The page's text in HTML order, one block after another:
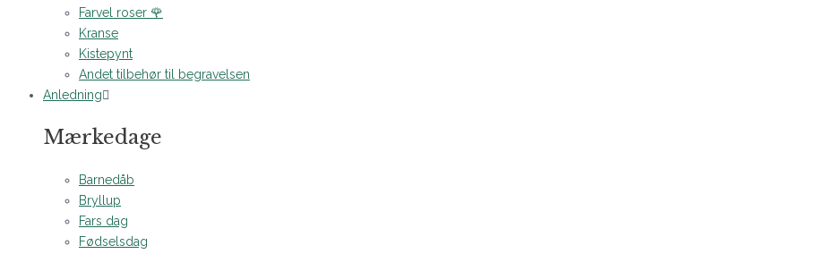
Farvel roser 🌹
Kranse
Kistepynt
Andet tilbehør til begravelsen
Anledning
Mærkedage
Barnedåb
Bryllup
Fars dag
Fødselsdag